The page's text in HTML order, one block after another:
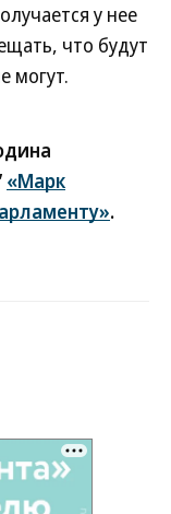
у нее
что будут
могут.
«Марк
.